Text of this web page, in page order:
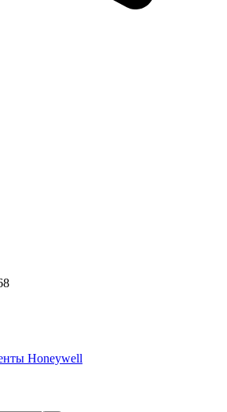
Honeywell